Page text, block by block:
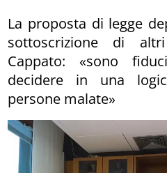
La proposta di legge
sottoscrizione di
Cappato: «sono
decidere in una
persone malate»